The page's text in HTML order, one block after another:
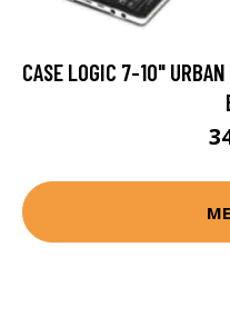
CASE LOGIC 7-10"